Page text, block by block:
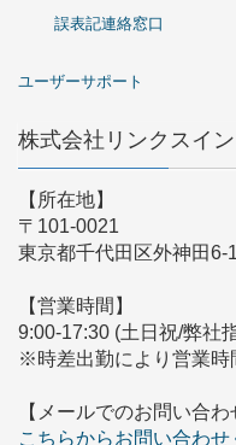
誤表記連絡窓口
ユーザーサポート
株式会社リンクスイ
【所在地】
〒101-0021
東京都千代田区外神田6-
【営業時間】
9:00-17:30 (土日祝/弊社
※時差出勤により営業時
【メールでのお問い合わ
こちらからお問い合わせ